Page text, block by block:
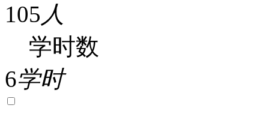
105 人
学时数
6学时